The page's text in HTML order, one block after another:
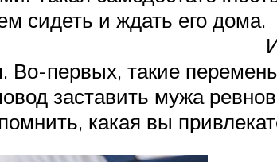
сидеть и ждать его дома.
первых, такие
заставить мужа
какая вы